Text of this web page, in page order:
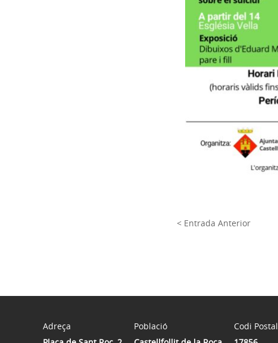
< Entrada Anterior
Adreça
Població
Codi Postal